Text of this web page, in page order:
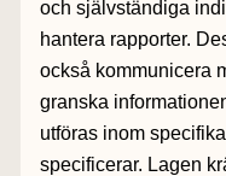
och självständiga
hantera rapporter.
också kommunicera
granska
utföras inom
specificerar. Lagen